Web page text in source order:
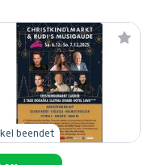
beendet